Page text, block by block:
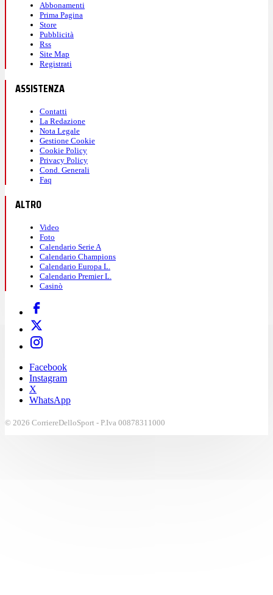
Abbonamenti
Prima Pagina
Store
Pubblicità
Rss
Site Map
Registrati
ASSISTENZA
Contatti
La Redazione
Nota Legale
Gestione Cookie
Cookie Policy
Privacy Policy
Cond. Generali
Faq
ALTRO
Video
Foto
Calendario Serie A
Calendario Champions
Calendario Europa L.
Calendario Premier L.
Casinò
Facebook
Instagram
X
WhatsApp
© 2026 CorriereDelloSport - P.Iva 00878311000